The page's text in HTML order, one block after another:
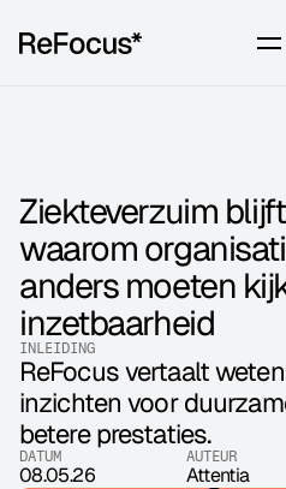
Ziekteverzuim
waarom
anders moeten
inzetbaarheid
INLEIDING
ReFocus vertaalt
inzichten voor
betere prestaties.
DATUM
08.05.26
AUTEUR
Attentia